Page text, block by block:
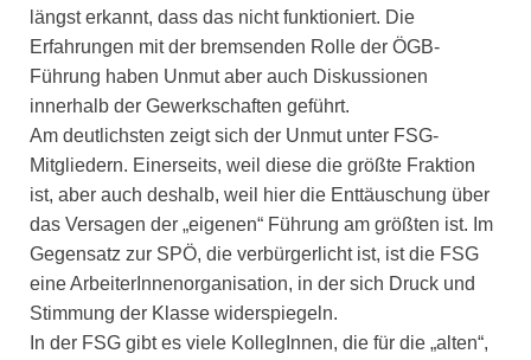
längst erkannt, dass das nicht funktioniert. Die
Erfahrungen mit der bremsenden Rolle der ÖGB-
Führung haben Unmut aber auch Diskussionen
innerhalb der Gewerkschaften geführt.
Am deutlichsten zeigt sich der Unmut unter FSG-
Mitgliedern. Einerseits, weil diese die größte Fraktion
ist, aber auch deshalb, weil hier die Enttäuschung über
das Versagen der „eigenen“ Führung am größten ist. Im
Gegensatz zur SPÖ, die verbürgerlicht ist, ist die FSG
eine ArbeiterInnenorganisation, in der sich Druck und
Stimmung der Klasse widerspiegeln.
In der FSG gibt es viele KollegInnen, die für die „alten“,